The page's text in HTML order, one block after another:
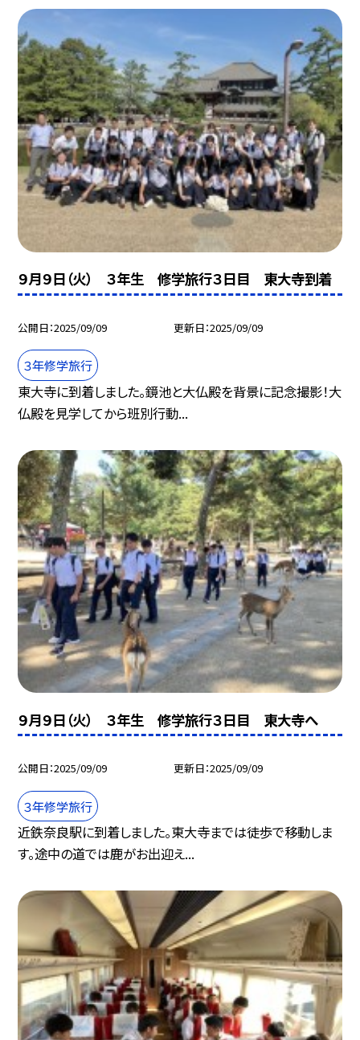
９月９日（火） ３年生 修学旅行３日目 東大寺到着
公開日 2025/09/09 更新日 2025/09/09
３年修学旅行
東大寺に到着しました。鏡池と大仏殿を背景に記念撮影！大
仏殿を見学してから班別行動...
９月９日（火） ３年生 修学旅行３日目 東大寺へ
公開日 2025/09/09 更新日 2025/09/09
３年修学旅行
近鉄奈良駅に到着しました。東大寺までは徒歩で移動しま
す。途中の道では鹿がお出迎え...